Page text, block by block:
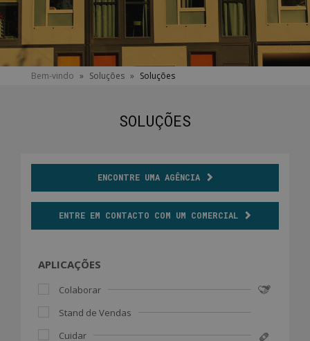
You
Bem-vindo » Soluções » Soluções
SOLUÇÕES
ENCONTRE UMA AGÊNCIA
ENTRE EM CONTACTO COM UM COMERCIAL
APLICAÇÕES
Colaborar
Stand de Vendas
Cuidar